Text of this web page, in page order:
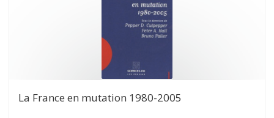
La France en mutation 1980-2005